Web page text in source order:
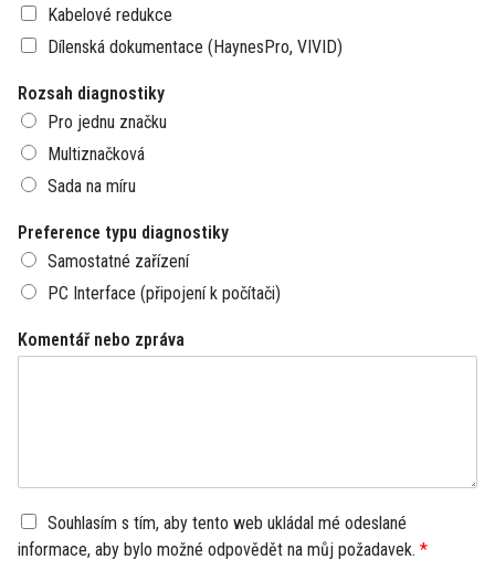
Kabelové redukce
Dílenská dokumentace (HaynesPro, VIVID)
Rozsah diagnostiky
Pro jednu značku
Multiznačková
Sada na míru
Preference typu diagnostiky
Samostatné zařízení
PC Interface (připojení k počítači)
Komentář nebo zpráva
D
o
Souhlasím s tím, aby tento web ukládal mé odeslané
informace, aby bylo možné odpovědět na můj požadavek. *